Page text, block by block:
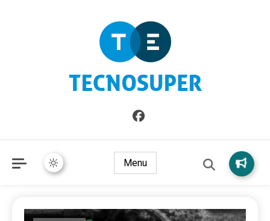
TecnoSuper.net
Informazioni sull'Italia. Seleziona gli argomenti di cui vuoi
saperne di più
Menu